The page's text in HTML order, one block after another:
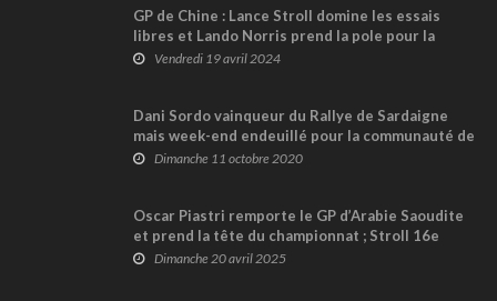
GP de Chine : Lance Stroll domine les essais
libres et Lando Norris prend la pole pour la
course sprint
Vendredi 19 avril 2024
Dani Sordo vainqueur du Rallye de Sardaigne
mais week-end endeuillé pour la communauté de
rallyeDimanche 11 octobre 2020
Oscar Piastri remporte le GP d’Arabie Saoudite
et prend la tête du championnat ; Stroll 16e
Dimanche 20 avril 2025